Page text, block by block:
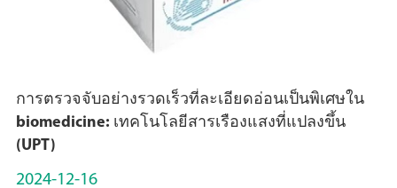
การตรวจจับอย่างรวดเร็วที่ละเอียดอ่อนเป็นพิเศษใน
biomedicine: เทคโนโลยีสารเรืองแสงที่แปลงขึ้น
(UPT)
2024-12-16